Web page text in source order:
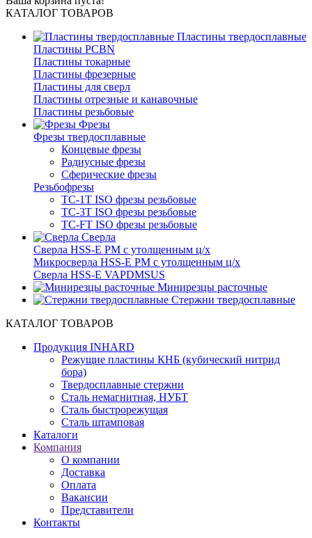
КАТАЛОГ ТОВАРОВ
Пластины твердосплавные
Пластины PCBN
Пластины токарные
Пластины фрезерные
Пластины для сверл
Пластины отрезные и канавочные
Пластины резьбовые
Фрезы
Фрезы твердосплавные
Концевые фрезы
Радиусные фрезы
Сферические фрезы
Резьбофрезы
TC-1T ISO фрезы резьбовые
TC-3T ISO фрезы резьбовые
TC-FT ISO фрезы резьбовые
Сверла
Cверла HSS-E PM c утолщенным ц/х
Микросверла HSS-E PM c утолщенным ц/х
Сверла HSS-E VAPDMSUS
Минирезцы расточные
Cтержни твердосплавные
КАТАЛОГ ТОВАРОВ
Продукция INHARD
Режущие пластины КНБ (кубический нитрид
бора)
Твердосплавные стержни
Сталь немагнитная, НУБТ
Сталь быстрорежущая
Сталь штамповая
Каталоги
Компания
О компании
Доставка
Оплата
Вакансии
Представители
Контакты